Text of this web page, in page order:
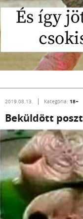
2019.08.13. Kategória: 18+
Beküldött poszt